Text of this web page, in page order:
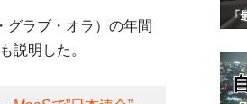
グラブ・オラ）の年間
説明した。